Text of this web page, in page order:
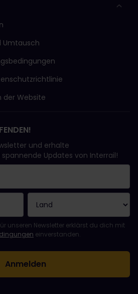
Umtausch
der Website
und erhalte
Updates von Interrail!
angemeldet.
ist ein Pflichtfeld!
ist ungültig!
Newsletters ist ein Fehler aufgetreten.
bereits abonniert!
Geschäftsbedingungen zu, um
unseren Newsletter erklärst du dich mit
einverstanden.